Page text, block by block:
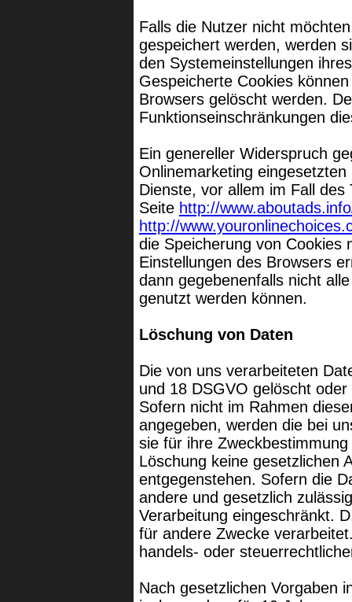
Falls die Nutzer nicht
gespeichert werden, werden
den Systemeinstellungen
Gespeicherte Cookies
Browsers gelöscht werden.
Funktionseinschränkungen
Ein genereller Widerspruch
Onlinemarketing
Dienste, vor allem im Fall
Seite http://
http://
die Speicherung von Cookies
Einstellungen des Browsers
dann gegebenenfalls nicht
genutzt werden können.
Löschung von Daten
Die von uns verarbeiteten
und 18 DSGVO gelöscht
Sofern nicht im Rahmen
angegeben, werden die bei
sie für ihre
Löschung keine gesetzlichen
entgegenstehen. Sofern die
andere und gesetzlich
Verarbeitung eingeschränkt.
für andere Zwecke
handels- oder
Nach gesetzlichen Vorgaben